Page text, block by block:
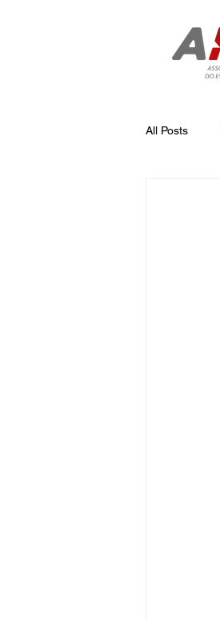
All Posts